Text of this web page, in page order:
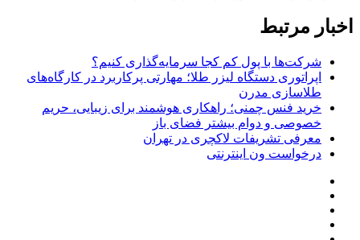
اخبار مرتبط
شرکت‌ها با پول کم کجا سرمایه‌گذاری کنیم؟
اپراتوری دستگاه لیزر طلا؛ مهارتی پرکاربرد در کارگاه‌های
طلاسازی مدرن
خرید فنس چمنی؛ راهکاری هوشمند برای زیبایی، حریم
خصوصی و دوام بیشتر فضای باز
معرفی تشریفات لاکچری در تهران
درخواست ون اینترنتی